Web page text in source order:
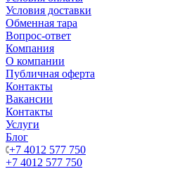
Условия доставки
Обменная тара
Вопрос-ответ
Компания
О компании
Публичная оферта
Контакты
Вакансии
Контакты
Услуги
Блог
+7 4012 577 750
+7 4012 577 750